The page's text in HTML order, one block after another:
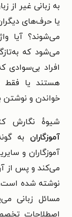
به زبانی غیر از
یا حرف‌های
می‌شوند؟ آیا
می‌شود که
افراد بی‌سوادی
هستند یا فقط
خواندن و نوشتن
شیوهٔ نگارش
آموزگاران به
آموزگاران و
می‌کند و پس از
نوشته شده است.
مسائل زبانی
اصطلاحات